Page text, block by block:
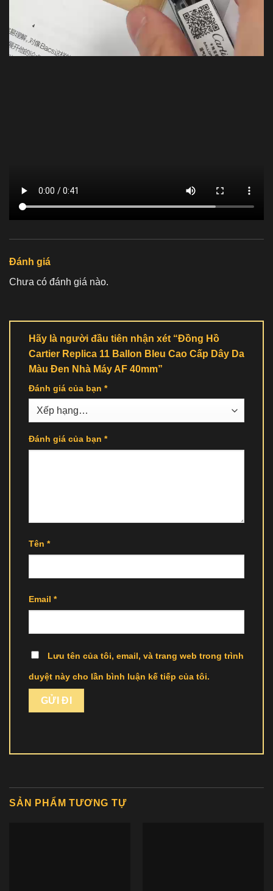
Đánh giá
Chưa có đánh giá nào.
Hãy là người đầu tiên nhận xét “Đồng Hồ
Cartier Replica 11 Ballon Bleu Cao Cấp Dây Da
Màu Đen Nhà Máy AF 40mm”
Đánh giá của bạn *
Đánh giá của bạn *
Tên *
Email *
Lưu tên của tôi, email, và trang web trong trình
duyệt này cho lần bình luận kế tiếp của tôi.
SẢN PHẨM TƯƠNG TỰ